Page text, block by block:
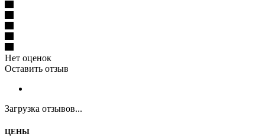
Нет оценок
Оставить отзыв
Загрузка отзывов...
ЦЕНЫ